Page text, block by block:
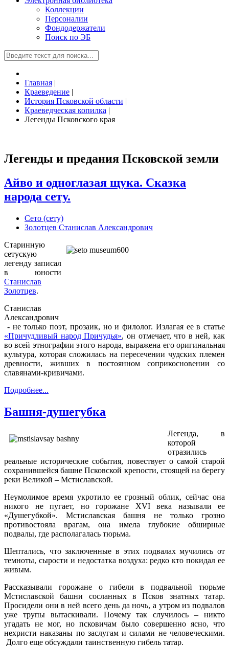
Коллекции
Персоналии
Фондодержатели
Поиск по ЭБ
Главная |
Краеведение |
История Псковской области |
Краеведческая копилка |
Легенды Псковского края
Легенды и предания Псковской земли
Айво и одноглазая щука. Сказка
народа сету.
Сето (сету)
Золотцев Станислав Александрович
Старинную
сетускую
легенду записал
в юности
Станислав
Золотцев.
Станислав
Александрович
- не только поэт, прозаик, но и филолог. Излагая ее в статье
«Причудливый народ Причудья», он отмечает, что в ней, как
во всей этнографии этого народа, выражена его оригинальная
культура, которая сложилась на пересечении чудских племен
древности, живших в постоянном соприкосновении со
славянами-кривичами.
Подробнее...
Башня-душегубка
Легенда, в
которой
отразились
реальные исторические события, повествует о самой старой
сохранившейся башне Псковской крепости, стоящей на берегу
реки Великой – Мстиславской.
Неумолимое время укротило ее грозный облик, сейчас она
никого не пугает, но горожане XVI века называли ее
«Душегубкой». Мстиславская башня не только грозно
противостояла врагам, она имела глубокие обширные
подвалы, где располагалась тюрьма.
Шептались, что заключенные в этих подвалах мучились от
темноты, сырости и недостатка воздуха: редко кто покидал ее
живым.
Рассказывали горожане о гибели в подвальной тюрьме
Мстиславской башни сосланных в Псков знатных татар.
Просидели они в ней всего день да ночь, а утром из подвалов
уже трупы вытаскивали. Почему так случилось – никто
угадать не мог, но псковичам было совершенно ясно, что
нехристи наказаны по заслугам и силами не человеческими.
Долго еще обсуждали таинственную гибель татар.